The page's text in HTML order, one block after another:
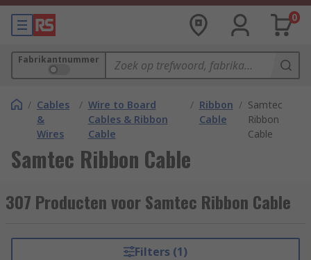
0
Fabrikantnummer
/ Cables
&
Wires
/ Wire to Board
Cables & Ribbon
Cable
/ Ribbon
Cable
/ Samtec
Ribbon
Cable
Samtec Ribbon Cable
307 Producten voor Samtec Ribbon Cable
Filters (1)